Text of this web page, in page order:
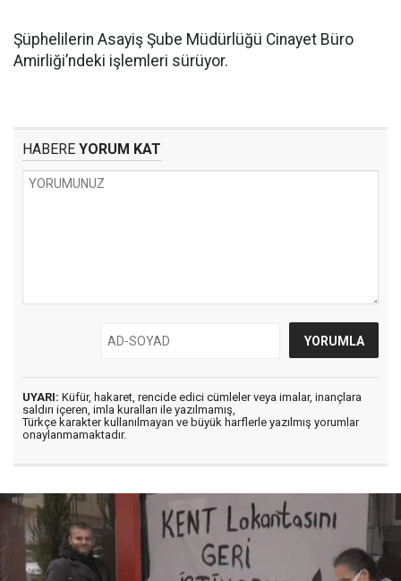
Şüphelilerin Asayiş Şube Müdürlüğü Cinayet Büro
Amirliği’ndeki işlemleri sürüyor.
HABERE YORUM KAT
UYARI: Küfür, hakaret, rencide edici cümleler veya imalar, inançlara
saldırı içeren, imla kuralları ile yazılmamış,
Türkçe karakter kullanılmayan ve büyük harflerle yazılmış yorumlar
onaylanmamaktadır.